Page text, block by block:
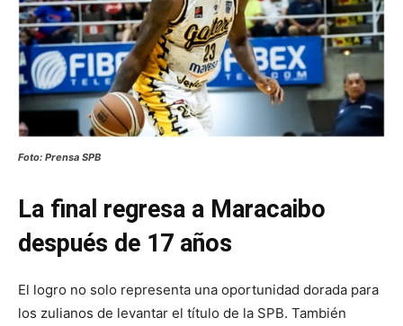
Foto: Prensa SPB
La final regresa a Maracaibo
después de 17 años
El logro no solo representa una oportunidad dorada para
los zulianos de levantar el título de la SPB. También